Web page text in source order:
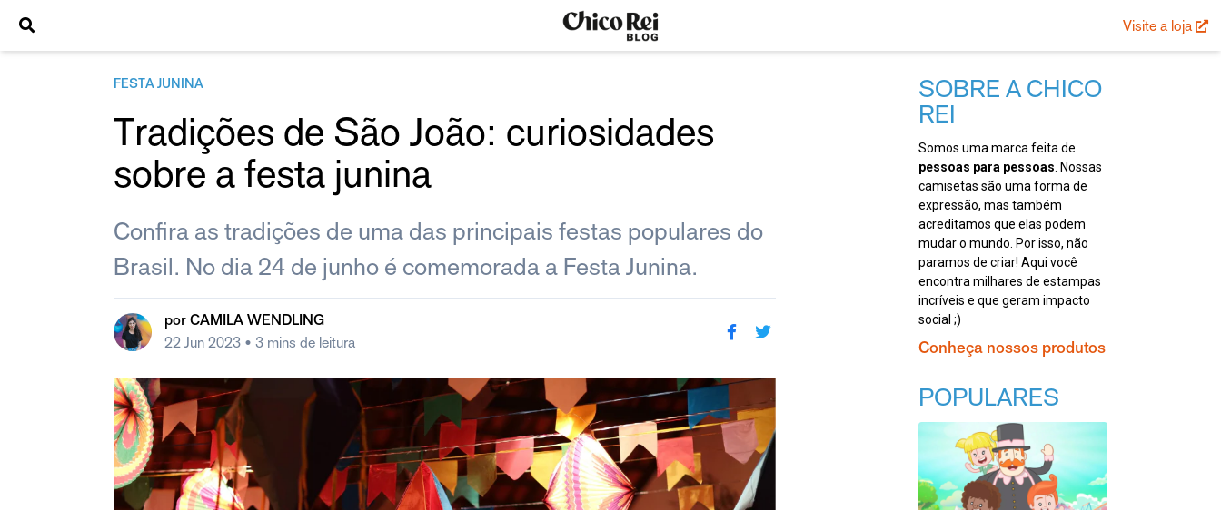
Visite a loja
FESTA JUNINA
Tradições de São João: curiosidades
sobre a festa junina
Confira as tradições de uma das principais festas populares do
Brasil. No dia 24 de junho é comemorada a Festa Junina.
porCAMILA WENDLING
22 Jun 2023 • 3 mins de leitura
SOBRE A CHICO
REI
Somos uma marca feita de
pessoas para pessoas . Nossas
camisetas são uma forma de
expressão, mas também
acreditamos que elas podem
mudar o mundo. Por isso, não
paramos de criar! Aqui você
encontra milhares de estampas
incríveis e que geram impacto
social ;)
Conheça nossos produtos
POPULARES